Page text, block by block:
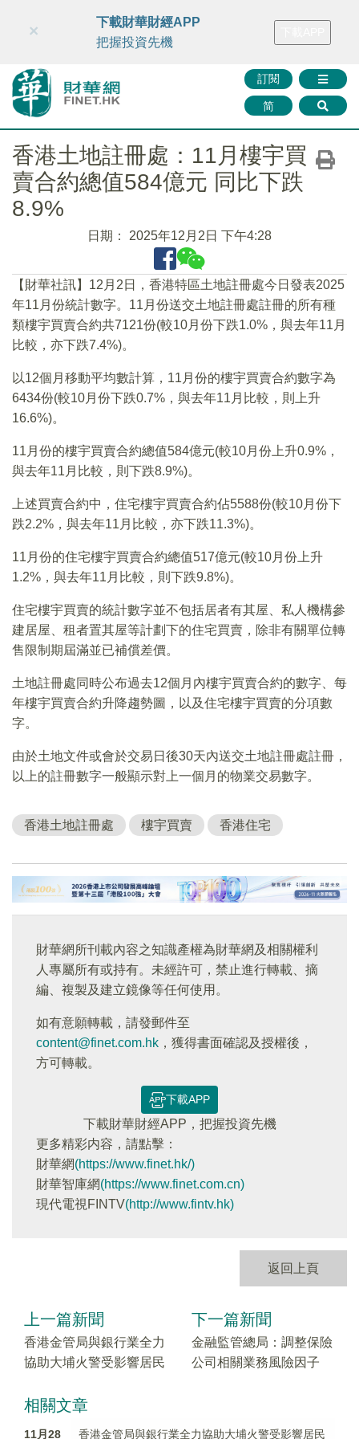
財華智庫網 FINTV FINMETA 財華證券 媒體矩陣
訂閱
简
×
下載財華財經APP
把握投資先機
香港土地註冊處：11月樓宇買
賣合約總值584億元 同比下跌
8.9%
日期： 2025年12月2日 下午4:28
【財華社訊】12月2日，香港特區土地註冊處今日發表2025
年11月份統計數字。11月份送交土地註冊處註冊的所有種
類樓宇買賣合約共7121份(較10月份下跌1.0%，與去年11月
比較，亦下跌7.4%)。
以12個月移動平均數計算，11月份的樓宇買賣合約數字為
6434份(較10月份下跌0.7%，與去年11月比較，則上升
16.6%)。
11月份的樓宇買賣合約總值584億元(較10月份上升0.9%，
與去年11月比較，則下跌8.9%)。
上述買賣合約中，住宅樓宇買賣合約佔5588份(較10月份下
跌2.2%，與去年11月比較，亦下跌11.3%)。
11月份的住宅樓宇買賣合約總值517億元(較10月份上升
1.2%，與去年11月比較，則下跌9.8%)。
住宅樓宇買賣的統計數字並不包括居者有其屋、私人機構參
建居屋、租者置其屋等計劃下的住宅買賣，除非有關單位轉
售限制期屆滿並已補償差價。
土地註冊處同時公布過去12個月內樓宇買賣合約的數字、每
年樓宇買賣合約升降趨勢圖，以及住宅樓宇買賣的分項數
字。
由於土地文件或會於交易日後30天內送交土地註冊處註冊，
以上的註冊數字一般顯示對上一個月的物業交易數字。
香港土地註冊處 樓宇買賣 香港住宅
財華網所刊載內容之知識產權為財華網及相關權利
人專屬所有或持有。未經許可，禁止進行轉載、摘
編、複製及建立鏡像等任何使用。
如有意願轉載，請發郵件至
content@finet.com.hk ，獲得書面確認及授權後，
方可轉載。
下載APP
下載財華財經APP，把握投資先機
更多精彩内容，請點擊：
財華網(https://www.finet.hk/)
財華智庫網(https://www.finet.com.cn)
現代電視FINTV(http://www.fintv.hk)
返回上頁
上一篇新聞
香港金管局與銀行業全力
協助大埔火警受影響居民
下一篇新聞
金融監管總局：調整保險
公司相關業務風險因子
相關文章
11月28 香港金管局與銀行業全力協助大埔火警受影響居民